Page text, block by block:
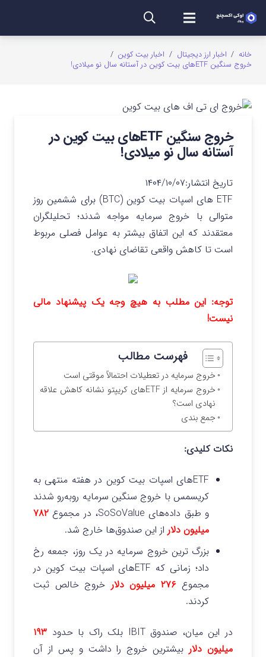
خانه / اخبار ارز دیجیتال / اخبار بیت کوین /
خروج سنگین ETFهای بیت کوین در آستانه سال نو میلادی!
خروج سنگین ETFهای بیت کوین در
آستانه سال نو میلادی!
تاریخ انتشار:۱۴۰۴/۱۰/۰۷
ETF های اسپات بیت‌ کوین (BTC) برای ششمین روز
متوالی با خروج سرمایه مواجه شدند؛ تحلیلگران
معتقدند که این اتفاق بیشتر به عوامل فصلی مربوط
است تا کاهش واقعی تقاضای نهادی.
توجه: این مطلب به هیچ وجه یک پیشنهاد مالی
نیست!
فهرست مطالب
خروج سرمایه در تعطیلات احتمالاً موقتی است
خروج سرمایه از ETFهای کریپتو نشانه کاهش علاقه
نهادی است؟
جمع بندی
نکات کلیدی:
ETFهای اسپات بیت‌ کوین در هفته منتهی به
کریسمس با خروج سنگین سرمایه روبه‌رو شدند
و طبق داده‌های SoSoValue، در مجموع
۷۸۲
میلیون دلار از این صندوق‌ها خارج شد.
بزرگ‌ ترین خروج سرمایه در یک روز، جمعه رخ
داد؛ زمانی که ETFهای اسپات بیت‌ کوین در
مجموع۲۷۶ میلیون دلار
خروج خالص ثبت
کردند.
در این میان، صندوق IBIT بلک‌ راک با حدود
۱۹۳
میلیون دلاربیشترین خروج را داشت و پس از آن